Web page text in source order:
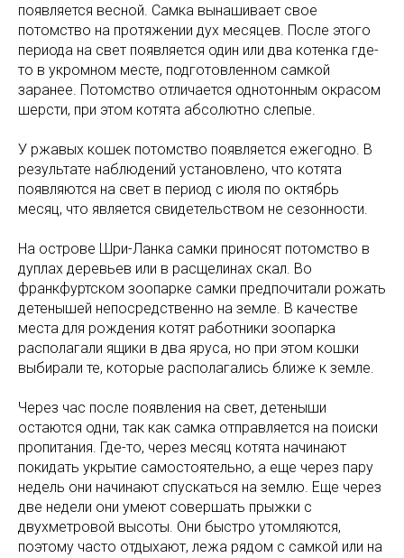
появляется весной. Самка вынашивает свое
потомство на протяжении дух месяцев. После этого
периода на свет появляется один или два котенка где-
то в укромном месте, подготовленном самкой
заранее. Потомство отличается однотонным окрасом
шерсти, при этом котята абсолютно слепые.
У ржавых кошек потомство появляется ежегодно. В
результате наблюдений установлено, что котята
появляются на свет в период с июля по октябрь
месяц, что является свидетельством не сезонности.
На острове Шри-Ланка самки приносят потомство в
дуплах деревьев или в расщелинах скал. Во
франкфуртском зоопарке самки предпочитали рожать
детенышей непосредственно на земле. В качестве
места для рождения котят работники зоопарка
располагали ящики в два яруса, но при этом кошки
выбирали те, которые располагались ближе к земле.
Через час после появления на свет, детеныши
остаются одни, так как самка отправляется на поиски
пропитания. Где-то, через месяц котята начинают
покидать укрытие самостоятельно, а еще через пару
недель они начинают спускаться на землю. Еще через
две недели они умеют совершать прыжки с
двухметровой высоты. Они быстро утомляются,
поэтому часто отдыхают, лежа рядом с самкой или на